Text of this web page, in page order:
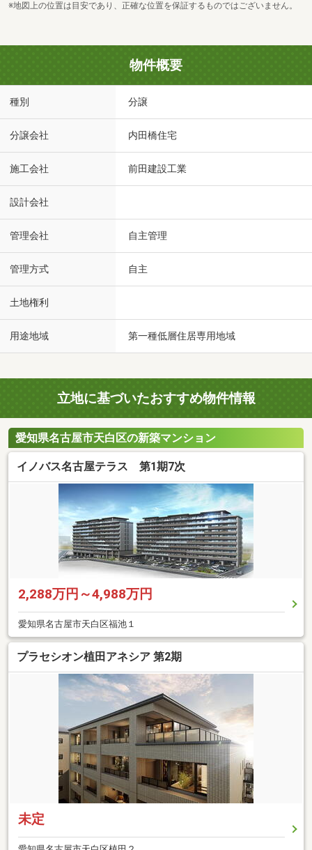
※地図上の位置は目安であり、正確な位置を保証するものではございません。
物件概要
種別 分譲
分譲会社 内田橋住宅
施工会社 前田建設工業
設計会社
管理会社 自主管理
管理方式 自主
土地権利
用途地域 第一種低層住居専用地域
立地に基づいたおすすめ物件情報
愛知県名古屋市天白区の新築マンション
イノバス名古屋テラス 第1期7次
2,288万円～4,988万円
愛知県名古屋市天白区福池１
プラセシオン植田アネシア 第2期
未定